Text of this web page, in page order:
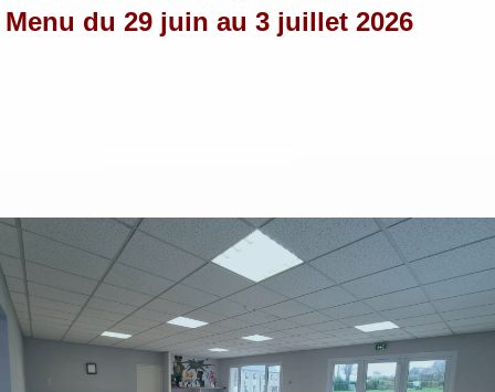
Menu du 29 juin au 3 juillet 2026